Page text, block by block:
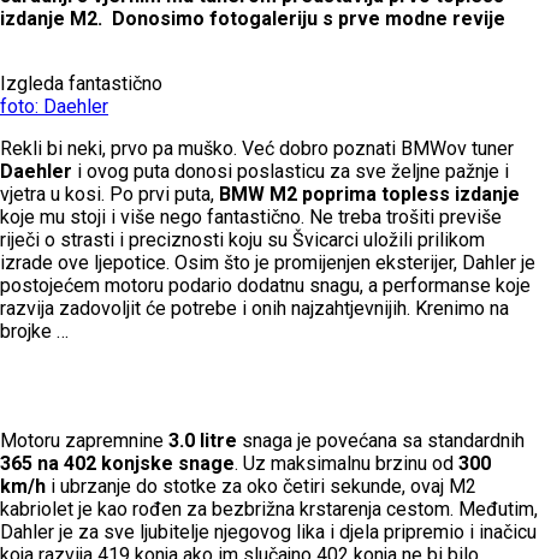
izdanje M2. Donosimo fotogaleriju s prve modne revije
Izgleda fantastično
foto: Daehler
Rekli bi neki, prvo pa muško. Već dobro poznati BMWov tuner
Daehler i ovog puta donosi poslasticu za sve željne pažnje i
vjetra u kosi. Po prvi puta, BMW M2 poprima topless izdanje
koje mu stoji i više nego fantastično. Ne treba trošiti previše
riječi o strasti i preciznosti koju su Švicarci uložili prilikom
izrade ove ljepotice. Osim što je promijenjen eksterijer, Dahler je
postojećem motoru podario dodatnu snagu, a performanse koje
razvija zadovoljit će potrebe i onih najzahtjevnijih. Krenimo na
brojke …
Motoru zapremnine 3.0 litre snaga je povećana sa standardnih
365 na 402 konjske snage. Uz maksimalnu brzinu od 300
km/h i ubrzanje do stotke za oko četiri sekunde, ovaj M2
kabriolet je kao rođen za bezbrižna krstarenja cestom. Međutim,
Dahler je za sve ljubitelje njegovog lika i djela pripremio i inačicu